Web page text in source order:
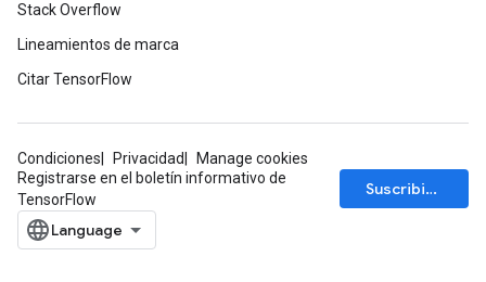
Stack Overflow
Lineamientos de marca
Citar TensorFlow
Condiciones Privacidad
Manage cookies
Registrarse en el boletín informativo de
TensorFlow
Suscribirse